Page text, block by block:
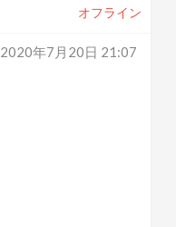
オフライン
2020年7月20日 21:07